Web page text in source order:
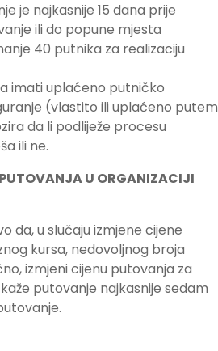
je najkasnije 15 dana prije
ili do popune mjesta
40 putnika za realizaciju
imati uplaćeno putničko
(vlastito ili uplaćeno putem
da li podliježe procesu
ili ne.
U ORGANIZACIJI
da, u slučaju izmjene cijene
kursa, nedovoljnog broja
izmjeni cijenu putovanja za
putovanje najkasnije sedam